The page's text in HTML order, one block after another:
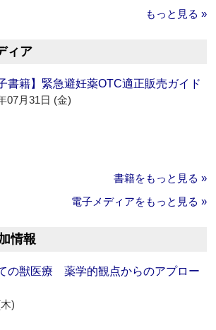
もっと見る »
ィア
書籍】緊急避妊薬OTC適正販売ガイド
07月31日 (金)
書籍をもっと見る »
電子メディアをもっと見る »
情報
の獣医療 薬学的観点からのアプロー
)